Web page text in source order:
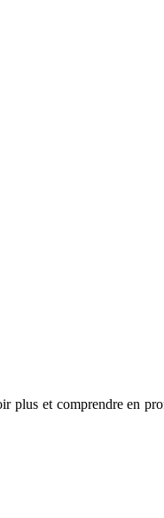
plus et comprendre en